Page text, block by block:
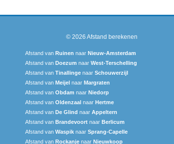
© 2026 Afstand berekenen
Afstand van Ruinen naar Nieuw-Amsterdam
Afstand van Doezum naar West-Terschelling
Afstand van Tinallinge naar Schouwerzijl
Afstand van Meijel naar Margraten
Afstand van Obdam naar Niedorp
Afstand van Oldenzaal naar Hertme
Afstand van De Glind naar Appeltern
Afstand van Brandevoort naar Berlicum
Afstand van Waspik naar Sprang-Capelle
Afstand van Rockanje naar Nieuwkoop